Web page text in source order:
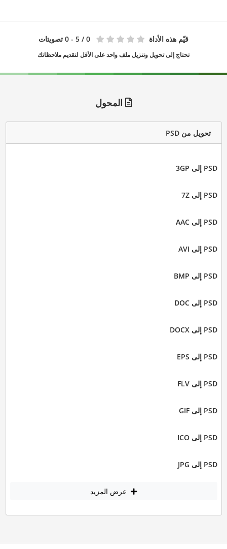
قيّم هذه الأداة 0 / 5 - 0 تصويتات
تحتاج إلى تحويل وتنزيل ملف واحد على الأقل لتقديم ملاحظاتك
المحول
تحويل من PSD
PSD إلى 3GP
PSD إلى 7Z
PSD إلى AAC
PSD إلى AVI
PSD إلى BMP
PSD إلى DOC
PSD إلى DOCX
PSD إلى EPS
PSD إلى FLV
PSD إلى GIF
PSD إلى ICO
PSD إلى JPG
عرض المزيد